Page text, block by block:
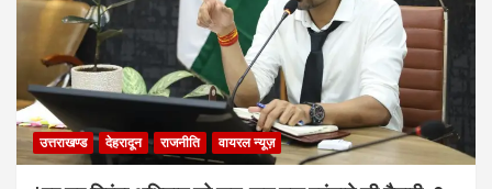
उत्तराखण्ड देहरादून राजनीति वायरल न्यूज़